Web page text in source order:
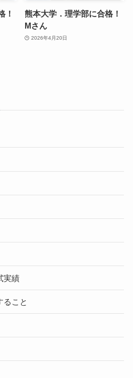
！
熊本大学．理学部に合格！
Mさん
2026年4月20日
実績
ること